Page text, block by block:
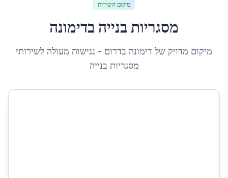
מיקום השירות
מסגריות בנייה בדימונה
מיקום מדויק של דימונה בדרום - נגישות מעולה לשירותי
מסגריות בנייה